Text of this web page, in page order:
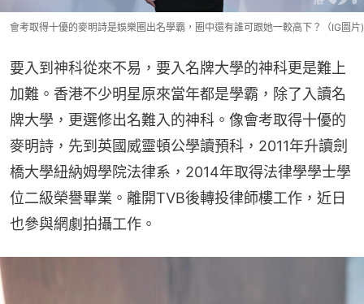
會考取得十優的麥明詩是娛樂圈出名學霸，圈中還有誰可跟她一較高下？（IG圖片)
要入到神科從來不易，要入名牌大學的神科更是難上
加難。香港不少明星原來當年都是學霸，除了入讀名
牌大學，更選修出名難入的神科。像會考取得十優的
麥明詩，先到英國威靈頓公學讀預科，2011年升讀劍
橋大學紐納姆學院法律系，2014年取得法律學學士學
位二級榮譽畢業。離開TVB後轉投律師樓工作，近日
也參與網劇拍攝工作。